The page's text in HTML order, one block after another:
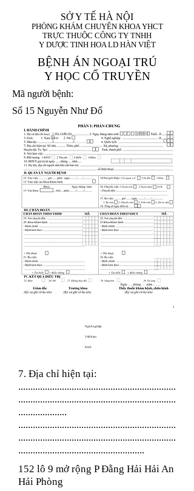
SỞ Y TẾ HÀ NỘI
PHÒNG KHÁM CHUYÊN KHOA YHCT
TRỰC THUỘC CÔNG TY TNHH
Y DƯỢC TINH HOA LD HÀN VIỆT
BỆNH ÁN NGOẠI TRÚ
Y HỌC CỔ TRUYỀN
Mã người bệnh:
Số 15 Nguyễn Như Đổ
1. Họ và tên (In
hoa):
1 9 9 5
8
8
X
X
Nghề nghiệp
Việt Nam
Kinh
7. Địa chỉ hiện tại:
.................................................................
.................................................................
....................
.................................................................
.................................................................
....................................................
152 lô 9 mở rộng P Đằng Hải Hải An
Hải Phòng